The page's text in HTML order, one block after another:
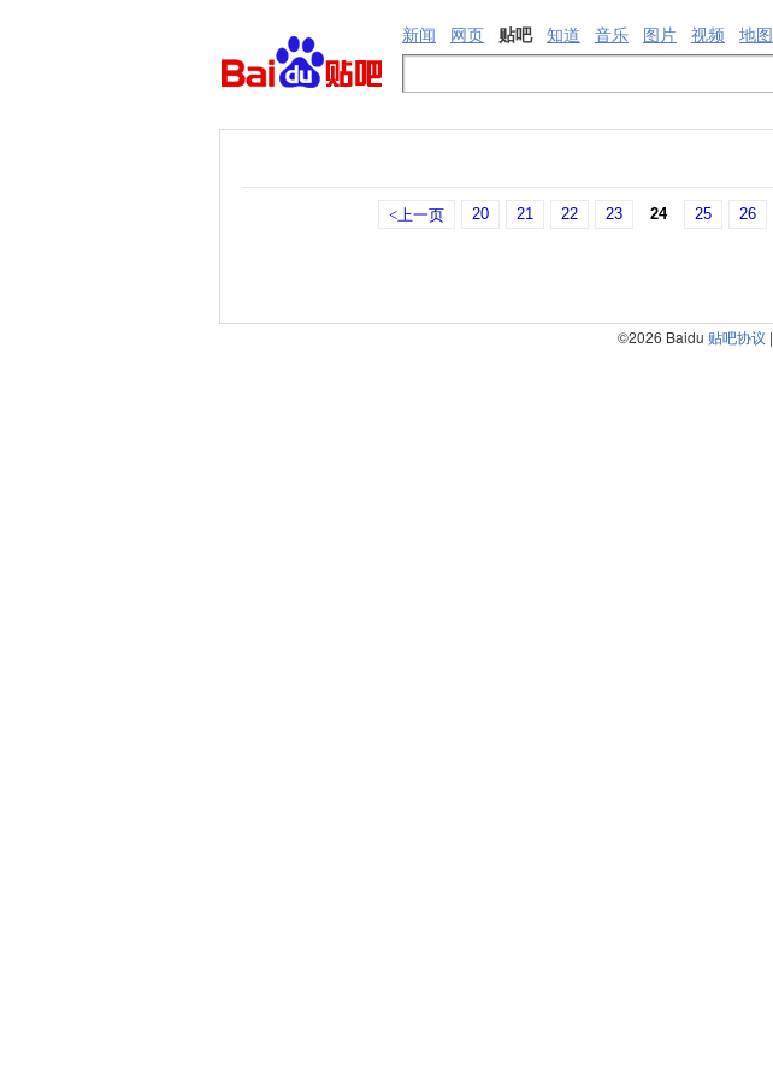
新闻 网页 贴吧 知道 音乐 图片 视频 地图
<上一页 20 21 22 23 24 25 26
©2026 Baidu 贴吧协议 |